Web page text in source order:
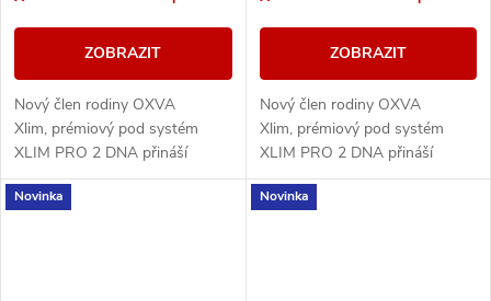
ZOBRAZIT
Nový člen rodiny OXVA
Xlim, prémiový pod systém
XLIM PRO 2 DNA přináší
špičkový výkon díky
pokročilému čipu EVOLV DNA,
ZOBRAZIT
Nový člen rodiny OXVA
Xlim, prémiový pod systém
XLIM PRO 2 DNA přináší
špičkový výkon díky
pokročilému čipu EVOLV DNA,
Novinka Novinka